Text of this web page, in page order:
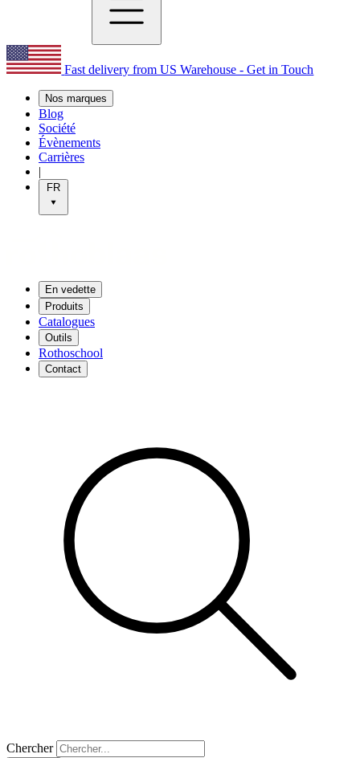
Fast delivery from US Warehouse - Get in Touch
Nos marques
Blog
Société
Évènements
Carrières
|
FR
En vedette
Produits
Catalogues
Outils
Rothoschool
Contact
Chercher